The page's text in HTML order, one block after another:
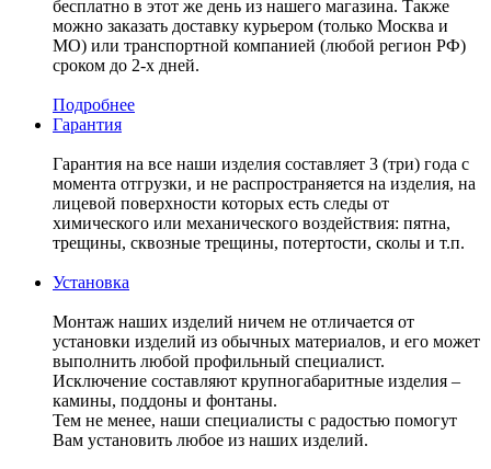
бесплатно в этот же день из нашего магазина. Также
можно заказать доставку курьером (только Москва и
МО) или транспортной компанией (любой регион РФ)
сроком до 2-х дней.
Подробнее
Гарантия
Гарантия на все наши изделия составляет 3 (три) года с
момента отгрузки, и не распространяется на изделия, на
лицевой поверхности которых есть следы от
химического или механического воздействия: пятна,
трещины, сквозные трещины, потертости, сколы и т.п.
Установка
Монтаж наших изделий ничем не отличается от
установки изделий из обычных материалов, и его может
выполнить любой профильный специалист.
Исключение составляют крупногабаритные изделия –
камины, поддоны и фонтаны.
Тем не менее, наши специалисты с радостью помогут
Вам установить любое из наших изделий.